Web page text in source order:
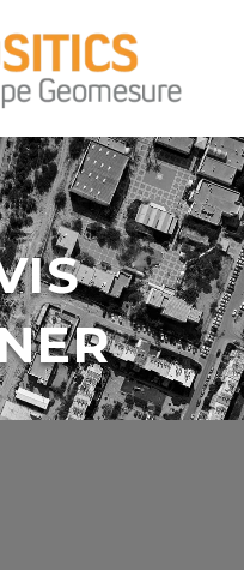
+33 1 39 16 20 28